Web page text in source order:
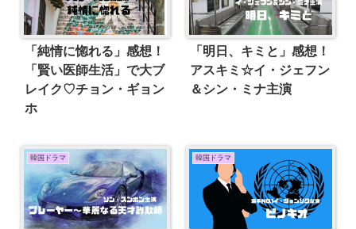
「純情に惚れる」感想！
「賢い医師生活」で大ブ
レイク♡チョン・ギョン
ホ
「明日、キミと」感想！
アスキミ☆イ・ジェフン
＆シン・ミナ主演
韓国ドラマ 韓国ドラマ